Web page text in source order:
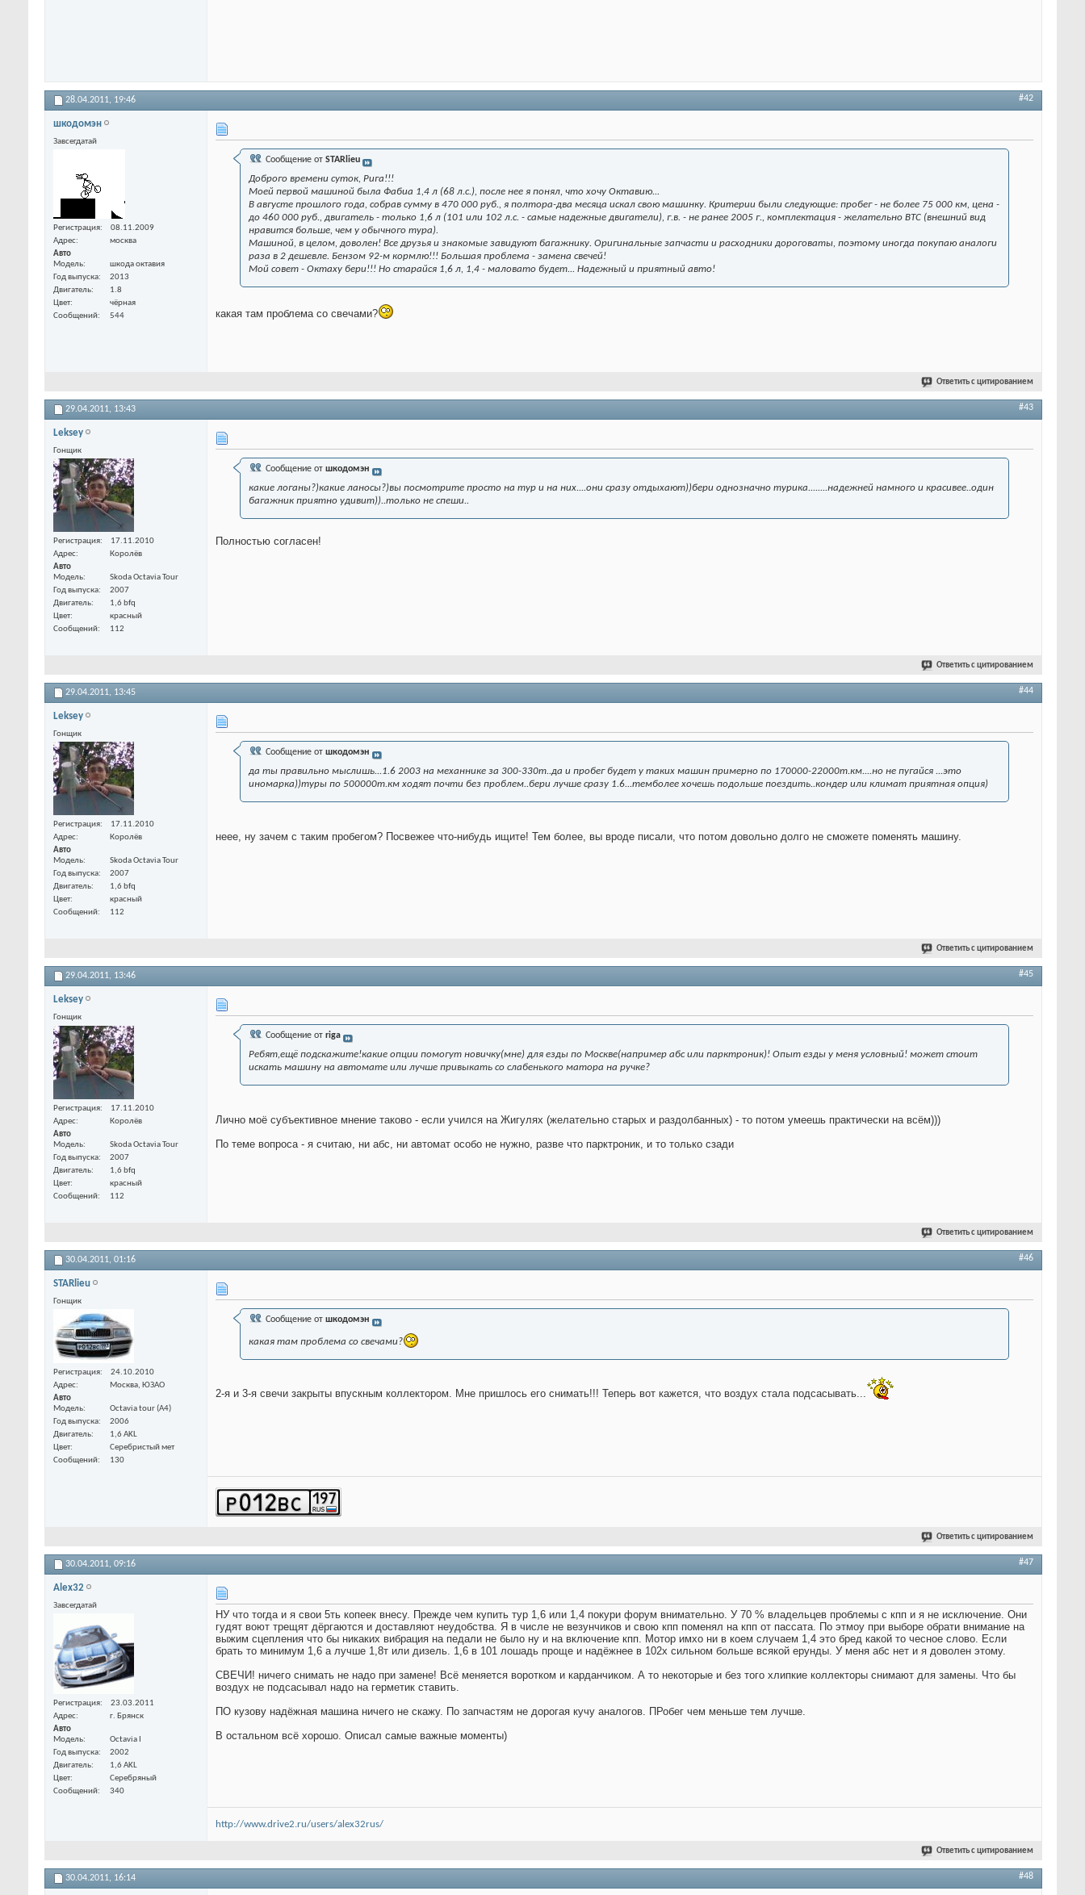
28.04.2011, 19:46 #42
шкодомэн
Завсегдатай
Регистрация
08.11.2009
Адрес
москва
Авто
Модель
шкода октавия
Год выпуска
2013
Двигатель
1.8
Цвет
чёрная
Сообщений
544
Сообщение от STARlieu
Доброго времени суток, Рига!!!
Моей первой машиной была Фабиа 1,4 л (68 л.с.), после нее я понял, что хочу Октавию...
В августе прошлого года, собрав сумму в 470 000 руб., я полтора-два месяца искал свою машинку. Критерии были следующие: пробег - не более 75 000 км, цена -
до 460 000 руб., двигатель - только 1,6 л (101 или 102 л.с. - самые надежные двигатели), г.в. - не ранее 2005 г., комплектация - желательно ВТС (внешний вид
нравится больше, чем у обычного тура).
Машиной, в целом, доволен! Все друзья и знакомые завидуют багажнику. Оригинальные запчасти и расходники дороговаты, поэтому иногда покупаю аналоги
раза в 2 дешевле. Бензом 92-м кормлю!!! Большая проблема - замена свечей!
Мой совет - Октаху бери!!! Но старайся 1,6 л, 1,4 - маловато будет... Надежный и приятный авто!
какая там проблема со свечами?
Ответить с цитированием
29.04.2011, 13:43 #43
Leksey
Гонщик
Регистрация
17.11.2010
Адрес
Королёв
Авто
Модель
Skoda Octavia Tour
Год выпуска
2007
Двигатель
1,6 bfq
Цвет
красный
Сообщений
112
Сообщение от шкодомэн
какие логаны?)какие ланосы?)вы посмотрите просто на тур и на них....они сразу отдыхают))бери однозначно турика........надежней намного и красивее..один
багажник приятно удивит))..только не спеши..
Полностью согласен!
Ответить с цитированием
29.04.2011, 13:45 #44
Leksey
Гонщик
Регистрация
17.11.2010
Адрес
Королёв
Авто
Модель
Skoda Octavia Tour
Год выпуска
2007
Двигатель
1,6 bfq
Цвет
красный
Сообщений
112
Сообщение от шкодомэн
да ты правильно мыслишь...1.6 2003 на механнике за 300-330т..да и пробег будет у таких машин примерно по 170000-22000т.км....но не пугайся ...это
иномарка))туры по 500000т.км ходят почти без проблем..бери лучше сразу 1.6...темболее хочешь подольше поездить..кондер или климат приятная опция)
неее, ну зачем с таким пробегом? Посвежее что-нибудь ищите! Тем более, вы вроде писали, что потом довольно долго не сможете поменять машину.
Ответить с цитированием
29.04.2011, 13:46 #45
Leksey
Гонщик
Регистрация
17.11.2010
Адрес
Королёв
Авто
Модель
Skoda Octavia Tour
Год выпуска
2007
Двигатель
1,6 bfq
Цвет
красный
Сообщений
112
Сообщение от riga
Ребят,ещё подскажите!какие опции помогут новичку(мне) для езды по Москве(например абс или парктроник)! Опыт езды у меня условный! может стоит
искать машину на автомате или лучше привыкать со слабенького матора на ручке?
Лично моё субъективное мнение таково - если учился на Жигулях (желательно старых и раздолбанных) - то потом умеешь практически на всём)))
По теме вопроса - я считаю, ни абс, ни автомат особо не нужно, разве что парктроник, и то только сзади
Ответить с цитированием
30.04.2011, 01:16 #46
STARlieu
Гонщик
Регистрация
24.10.2010
Адрес
Москва, ЮЗАО
Авто
Модель
Octavia tour (A4)
Год выпуска
2006
Двигатель
1,6 AKL
Цвет
Серебристый мет
Сообщений
130
Сообщение от шкодомэн
какая там проблема со свечами?
2-я и 3-я свечи закрыты впускным коллектором. Мне пришлось его снимать!!! Теперь вот кажется, что воздух стала подсасывать...
Ответить с цитированием
30.04.2011, 09:16 #47
Alex32
Завсегдатай
Регистрация
23.03.2011
Адрес
г. Брянск
Авто
Модель
Octavia I
Год выпуска
2002
Двигатель
1,6 AKL
Цвет
Серебряный
Сообщений
340
НУ что тогда и я свои 5ть копеек внесу. Прежде чем купить тур 1,6 или 1,4 покури форум внимательно. У 70 % владельцев проблемы с кпп и я не исключение. Они
гудят воют трещят дёргаются и доставляют неудобства. Я в числе не везунчиков и свою кпп поменял на кпп от пассата. По этмоу при выборе обрати внимание на
выжим сцепления что бы никаких вибрация на педали не было ну и на включение кпп. Мотор имхо ни в коем случаем 1,4 это бред какой то чесное слово. Если
брать то минимум 1,6 а лучше 1,8т или дизель. 1,6 в 101 лошадь проще и надёжнее в 102х сильном больше всякой ерунды. У меня абс нет и я доволен этому.
СВЕЧИ! ничего снимать не надо при замене! Всё меняется воротком и карданчиком. А то некоторые и без того хлипкие коллекторы снимают для замены. Что бы
воздух не подсасывал надо на герметик ставить.
ПО кузову надёжная машина ничего не скажу. По запчастям не дорогая кучу аналогов. ПРобег чем меньше тем лучше.
В остальном всё хорошо. Описал самые важные моменты)
http://www.drive2.ru/users/alex32rus/
Ответить с цитированием
30.04.2011, 16:14 #48